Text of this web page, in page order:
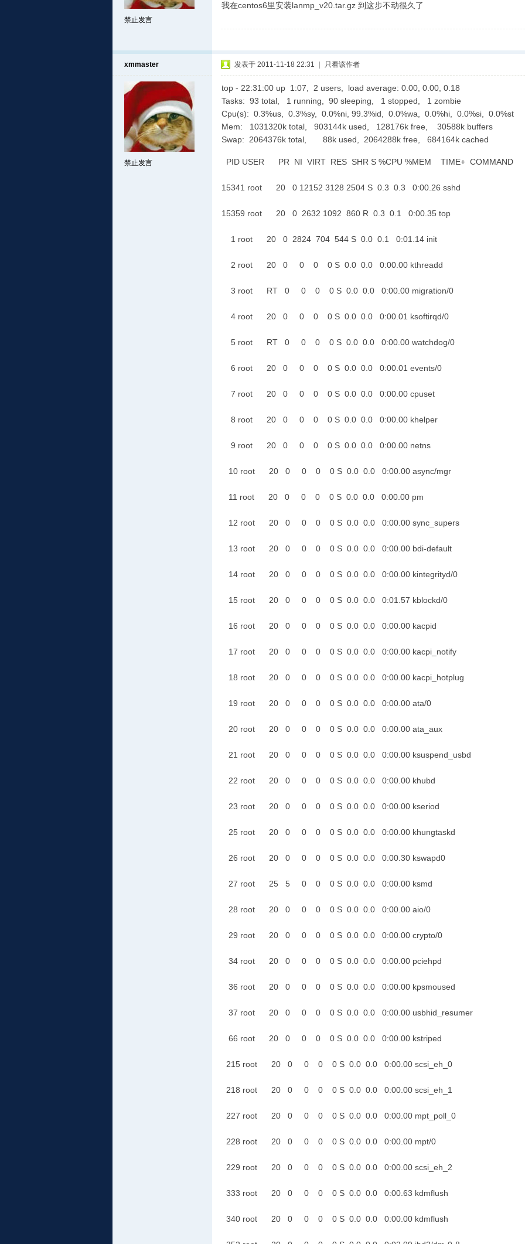
禁止发言
我在centos6里安装lanmp_v20.tar.gz 到这步不动很久了
xmmaster
禁止发言
发表于 2011-11-18 22:31 只看该作者
top - 22:31:00 up 1:07, 2 users, load average: 0.00, 0.00, 0.18
Tasks: 93 total, 1 running, 90 sleeping, 1 stopped, 1 zombie
Cpu(s): 0.3%us, 0.3%sy, 0.0%ni, 99.3%id, 0.0%wa, 0.0%hi, 0.0%si, 0.0%st
Mem: 1031320k total, 903144k used, 128176k free, 30588k buffers
Swap: 2064376k total, 88k used, 2064288k free, 684164k cached
PID USER PR NI VIRT RES SHR S %CPU
15341 root 20 0 12152 3128 2504 S
15359 root 20 0 2632 1092 860 R
1 root 20 0 2824 704 544 S 0.0
2 root 20 0 0 0 0 S 0.0 0.0
3 root RT 0 0 0 0 S 0.0 0.0
4 root 20 0 0 0 0 S 0.0 0.0
5 root RT 0 0 0 0 S 0.0 0.0
6 root 20 0 0 0 0 S 0.0 0.0
7 root 20 0 0 0 0 S 0.0 0.0
8 root 20 0 0 0 0 S 0.0 0.0
9 root 20 0 0 0 0 S 0.0 0.0
10 root 20 0 0 0 0 S 0.0 0.0
11 root 20 0 0 0 0 S 0.0
12 root 20 0 0 0 0 S 0.0 0.0
13 root 20 0 0 0 0 S 0.0 0.0
14 root 20 0 0 0 0 S 0.0 0.0
15 root 20 0 0 0 0 S 0.0 0.0
16 root 20 0 0 0 0 S 0.0 0.0
17 root 20 0 0 0 0 S 0.0 0.0
18 root 20 0 0 0 0 S 0.0 0.0
19 root 20 0 0 0 0 S 0.0 0.0
20 root 20 0 0 0 0 S 0.0 0.0
21 root 20 0 0 0 0 S 0.0 0.0
22 root 20 0 0 0 0 S 0.0 0.0
23 root 20 0 0 0 0 S 0.0 0.0
25 root 20 0 0 0 0 S 0.0 0.0
26 root 20 0 0 0 0 S 0.0 0.0
27 root 25 5 0 0 0 S 0.0 0.0
28 root 20 0 0 0 0 S 0.0 0.0
29 root 20 0 0 0 0 S 0.0 0.0
34 root 20 0 0 0 0 S 0.0 0.0
36 root 20 0 0 0 0 S 0.0 0.0
37 root 20 0 0 0 0 S 0.0 0.0
66 root 20 0 0 0 0 S 0.0 0.0
215 root 20 0 0 0 0 S 0.0 0.0
218 root 20 0 0 0 0 S 0.0 0.0
227 root 20 0 0 0 0 S 0.0 0.0
228 root 20 0 0 0 0 S 0.0 0.0
229 root 20 0 0 0 0 S 0.0 0.0
333 root 20 0 0 0 0 S 0.0 0.0
340 root 20 0 0 0 0 S 0.0 0.0